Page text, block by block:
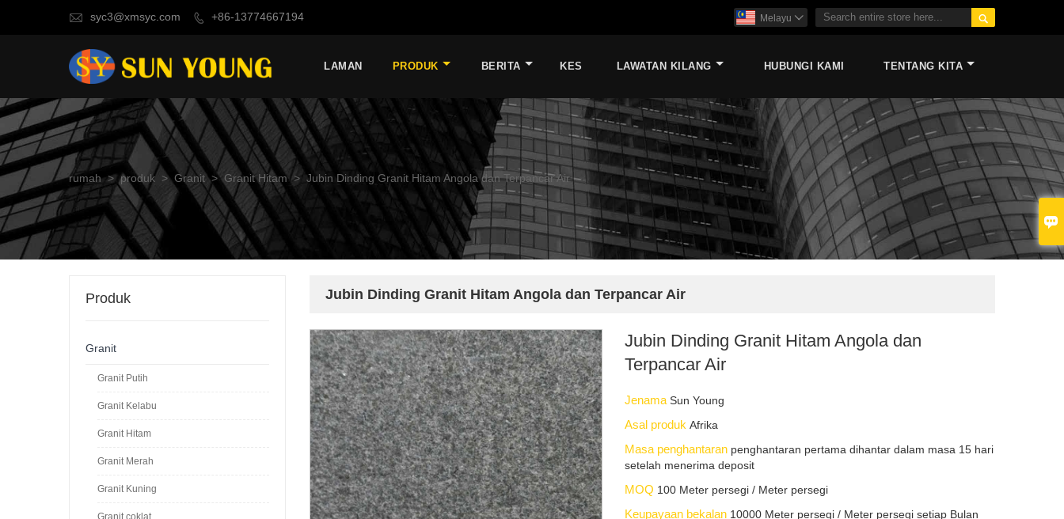

 syc3@xmsyc.com  +86-13774667194 
Melayu 
LAMAN PRODUK BERITA KES LAWATAN KILANG HUBUNGI KAMI TENTANG KITA
rumah > produk > Granit > Granit Hitam > Jubin Dinding Granit Hitam Angola dan Terpancar Air
Jubin Dinding Granit Hitam Angola dan Terpancar Air
Jubin Dinding Granit Hitam Angola dan
Terpancar Air
JenamaSun Young
Asal produkAfrika
Masa penghantaran penghantaran pertama dihantar dalam masa 15 hari
setelah menerima deposit
MOQ 100 Meter persegi / Meter persegi
Keupayaan bekalan 10000 Meter persegi / Meter persegi setiap Bulan
Produk
Granit
Granit Putih
Granit Kelabu
Granit Hitam
Granit Merah
Granit Kuning